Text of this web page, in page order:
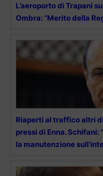
L’aeroporto di Trapani
Ombra: “Merito della
Riaperti al traffico altri
pressi di Enna.
la manutenzione